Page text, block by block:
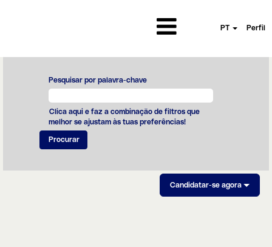
PT Perfil
Pesquisar por palavra-chave
Clica aqui e faz a combinação de filtros que
melhor se ajustam às tuas preferências!
Candidatar-se agora